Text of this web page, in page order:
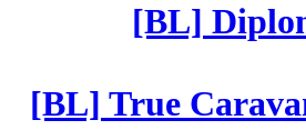
[BL]
[BL] True